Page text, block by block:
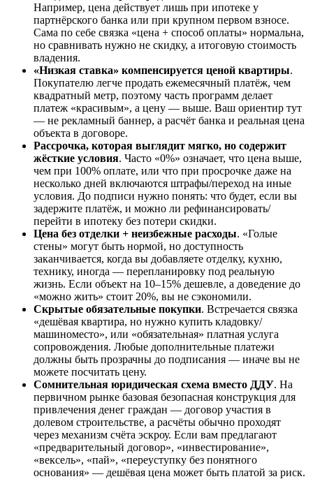
Например, цена действует лишь при ипотеке у
партнёрского банка или при крупном первом взносе.
Сама по себе связка «цена + способ оплаты» нормальна,
но сравнивать нужно не скидку, а итоговую стоимость
владения.
«Низкая ставка» компенсируется ценой квартиры.
Покупателю легче продать ежемесячный платёж, чем
квадратный метр, поэтому часть программ делает
платеж «красивым», а цену — выше. Ваш ориентир тут
— не рекламный баннер, а расчёт банка и реальная цена
объекта в договоре.
Рассрочка, которая выглядит мягко, но содержит
жёсткие условия. Часто «0%» означает, что цена выше,
чем при 100% оплате, или что при просрочке даже на
несколько дней включаются штрафы/переход на иные
условия. До подписи нужно понять: что будет, если вы
задержите платёж, и можно ли рефинансировать/
перейти в ипотеку без потери скидки.
Цена без отделки + неизбежные расходы. «Голые
стены» могут быть нормой, но доступность
заканчивается, когда вы добавляете отделку, кухню,
технику, иногда — перепланировку под реальную
жизнь. Если объект на 10–15% дешевле, а доведение до
«можно жить» стоит 20%, вы не сэкономили.
Скрытые обязательные покупки. Встречается связка
«дешёвая квартира, но нужно купить кладовку/
машиноместо», или «обязательная» платная услуга
сопровождения. Любые дополнительные платежи
должны быть прозрачны до подписания — иначе вы не
можете посчитать цену.
Сомнительная юридическая схема вместо ДДУ. На
первичном рынке базовая безопасная конструкция для
привлечения денег граждан — договор участия в
долевом строительстве, а расчёты обычно проходят
через механизм счёта эскроу. Если вам предлагают
«предварительный договор», «инвестирование»,
«вексель», «пай», «переуступку без понятного
основания» — дешёвая цена может быть платой за риск.